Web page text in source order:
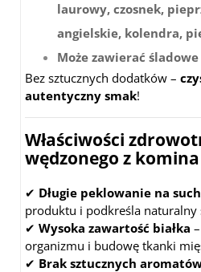
laurowy, czosnek,
angielskie, kolendra,
Może zawierać
Bez sztucznych dodatków –
autentyczny smak!
Właściwości
wędzonego z komina
✔ Długie peklowanie na
produktu i podkreśla naturalny
✔ Wysoka zawartość białka
organizmu i budowę tkanki
✔ Brak sztucznych